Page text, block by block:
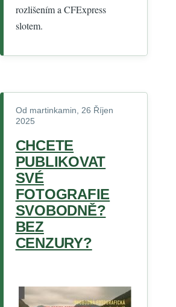
rozlišením a CFExpress
slotem.
Od martinkamin , 26 Říjen
2025
CHCETE
PUBLIKOVAT
SVÉ
FOTOGRAFIE
SVOBODNĚ?
BEZ
CENZURY?